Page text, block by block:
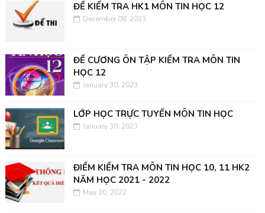
ĐỀ KIỂM TRA HK1 MÔN TIN HỌC 12
December 08, 2023
ĐỀ CƯƠNG ÔN TẬP KIỂM TRA MÔN TIN
HỌC 12
January 30, 2023
LỚP HỌC TRỰC TUYẾN MÔN TIN HỌC
January 30, 2023
ĐIỂM KIỂM TRA MÔN TIN HỌC 10, 11 HK2
NĂM HỌC 2021 - 2022
May 30, 2022